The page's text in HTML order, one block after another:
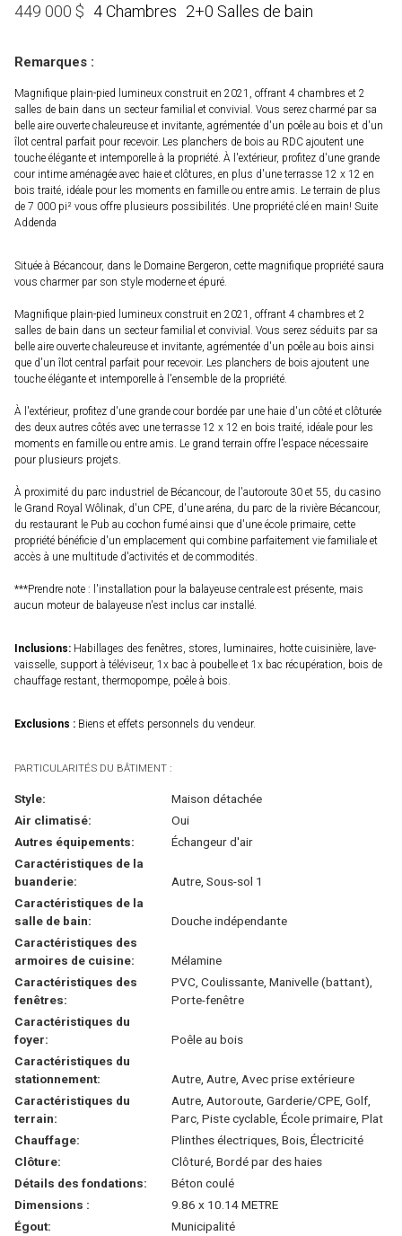
449 000 $ 4 Chambres 2+0 Salles de bain
Remarques :
Magnifique plain-pied lumineux construit en 2021, offrant 4 chambres et 2
salles de bain dans un secteur familial et convivial. Vous serez charmé par sa
belle aire ouverte chaleureuse et invitante, agrémentée d'un poêle au bois et d'un
îlot central parfait pour recevoir. Les planchers de bois au RDC ajoutent une
touche élégante et intemporelle à la propriété. À l'extérieur, profitez d'une grande
cour intime aménagée avec haie et clôtures, en plus d'une terrasse 12 x 12 en
bois traité, idéale pour les moments en famille ou entre amis. Le terrain de plus
de 7 000 pi² vous offre plusieurs possibilités. Une propriété clé en main! Suite
Addenda
Située à Bécancour, dans le Domaine Bergeron, cette magnifique propriété saura
vous charmer par son style moderne et épuré.
Magnifique plain-pied lumineux construit en 2021, offrant 4 chambres et 2
salles de bain dans un secteur familial et convivial. Vous serez séduits par sa
belle aire ouverte chaleureuse et invitante, agrémentée d'un poêle au bois ainsi
que d'un îlot central parfait pour recevoir. Les planchers de bois ajoutent une
touche élégante et intemporelle à l'ensemble de la propriété.
À l'extérieur, profitez d'une grande cour bordée par une haie d'un côté et clôturée
des deux autres côtés avec une terrasse 12 x 12 en bois traité, idéale pour les
moments en famille ou entre amis. Le grand terrain offre l'espace nécessaire
pour plusieurs projets.
À proximité du parc industriel de Bécancour, de l'autoroute 30 et 55, du casino
le Grand Royal Wôlinak, d'un CPE, d'une aréna, du parc de la rivière Bécancour,
du restaurant le Pub au cochon fumé ainsi que d'une école primaire, cette
propriété bénéficie d'un emplacement qui combine parfaitement vie familiale et
accès à une multitude d'activités et de commodités.
***Prendre note : l'installation pour la balayeuse centrale est présente, mais
aucun moteur de balayeuse n'est inclus car installé.
Inclusions: Habillages des fenêtres, stores, luminaires, hotte cuisinière, lave-
vaisselle, support à téléviseur, 1x bac à poubelle et 1x bac récupération, bois de
chauffage restant, thermopompe, poêle à bois.
Exclusions : Biens et effets personnels du vendeur.
PARTICULARITÉS DU BÂTIMENT :
Style:
Maison détachée
Air climatisé:
Oui
Autres équipements:
Échangeur d'air
Caractéristiques de la
buanderie:
Autre, Sous-sol 1
Caractéristiques de la
salle de bain:
Douche indépendante
Caractéristiques des
armoires de cuisine:
Mélamine
Caractéristiques des
fenêtres:
PVC, Coulissante, Manivelle (battant),
Porte-fenêtre
Caractéristiques du
foyer:
Poêle au bois
Caractéristiques du
stationnement:
Autre, Autre, Avec prise extérieure
Caractéristiques du
terrain:
Autre, Autoroute, Garderie/CPE, Golf,
Parc, Piste cyclable, École primaire, Plat
Chauffage:
Plinthes électriques, Bois, Électricité
Clôture:
Clôturé, Bordé par des haies
Détails des fondations:
Béton coulé
Dimensions :
9.86 x 10.14 METRE
Égout:
Municipalité